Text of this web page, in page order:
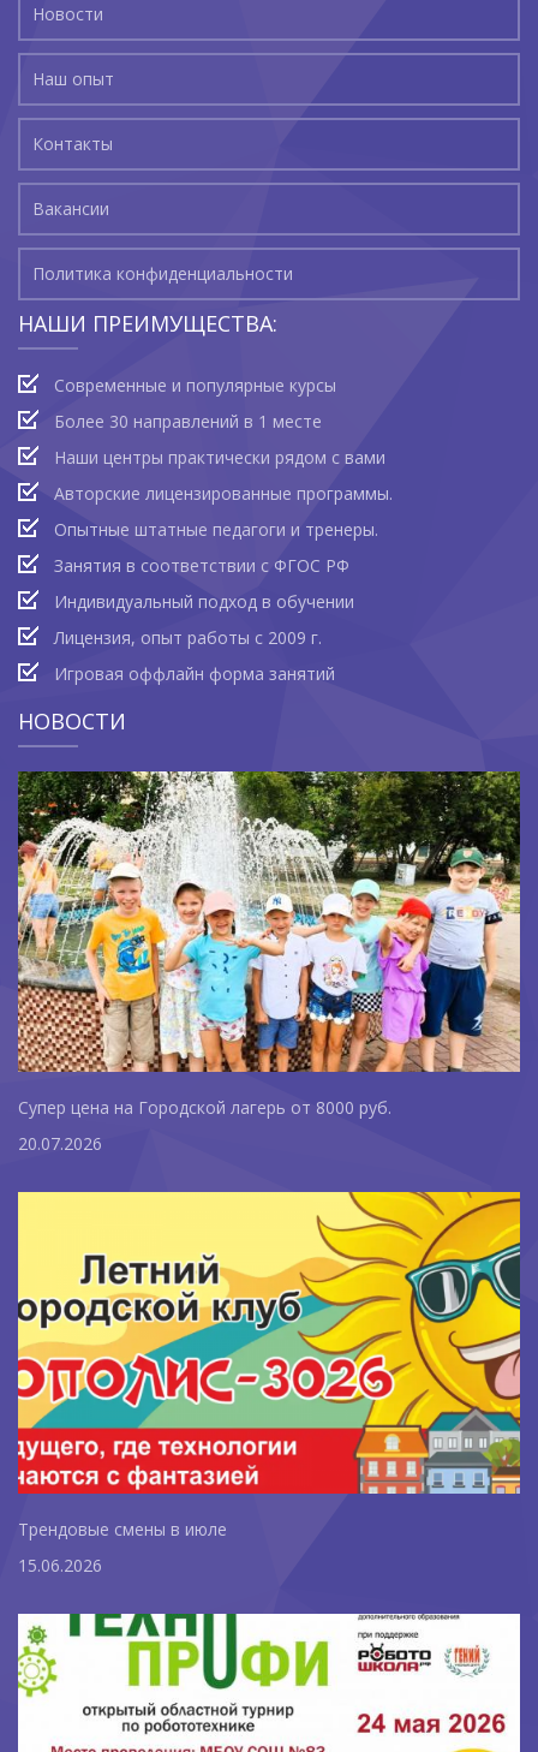
Новости
Наш опыт
Контакты
Вакансии
Политика конфиденциальности
НАШИ ПРЕИМУЩЕСТВА:
Современные и популярные курсы
Более 30 направлений в 1 месте
Наши центры практически рядом с вами
Авторские лицензированные программы.
Опытные штатные педагоги и тренеры.
Занятия в соответствии с ФГОС РФ
Индивидуальный подход в обучении
Лицензия, опыт работы с 2009 г.
Игровая оффлайн форма занятий
НОВОСТИ
Супер цена на Городской лагерь от 8000 руб.
20.07.2026
Трендовые смены в июле
15.06.2026